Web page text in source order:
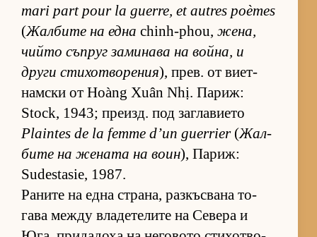
mari part pour la guerre, et autres poèmes
(Жал­бите на една chinh-phou, же­на,
чийто съп­руг за­ми­нава на вой­на, и
други сти­хот­во­ре­ния), прев. от ви­ет­
нам­ски от Hoàng Xuân Nhị. Па­риж:
Stock, 1943; пре­изд. под заг­ла­ви­ето
Plaintes de la femme d’un guerrier(Жал­
бите на же­ната на воин), Па­риж:
Sudestasie, 1987.
Ра­ните на една стра­на, раз­къс­вана то­
гава между вла­де­те­лите на Се­вера и